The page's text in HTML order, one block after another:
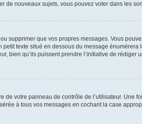
de nouveaux sujets, vous pouvez voter dans les
supprimer que vos propres messages. Vous
texte situé en dessous du message énumèrera
bien qu’ils puissent prendre l’initiative de
votre panneau de contrôle de l’utilisateur. Une
à tous vos messages en cochant la case